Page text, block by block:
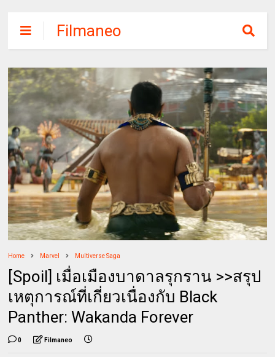
Filmaneo
Home Marvel Multiverse Saga
[Spoil] เมื่อเมืองบาดาลรุกราน >>สรุป
เหตุการณ์ที่เกี่ยวเนื่องกับ Black
Panther: Wakanda Forever
0 Filmaneo